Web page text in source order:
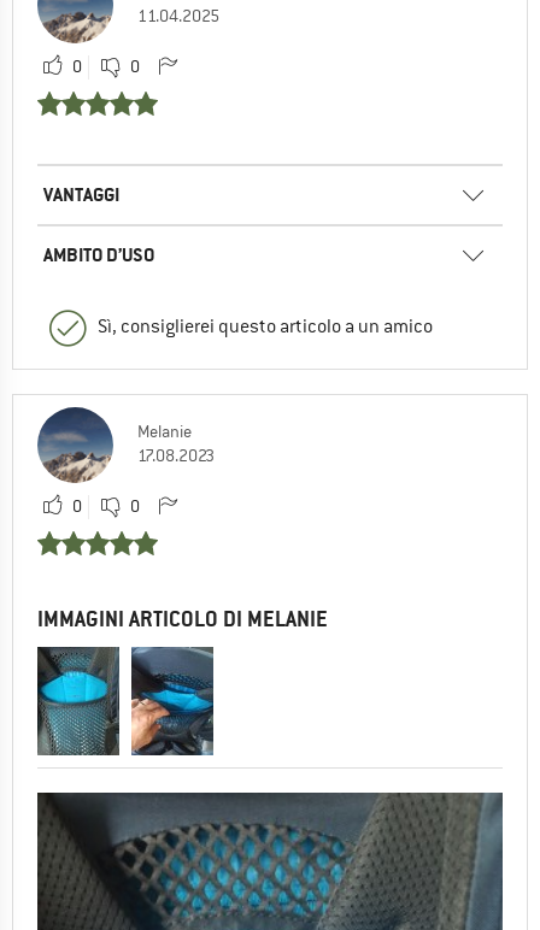
11.04.2025
0 0
VANTAGGI
AMBITO D’USO
Sì, consiglierei questo articolo a un amico
Melanie
17.08.2023
0 0
IMMAGINI ARTICOLO DI MELANIE